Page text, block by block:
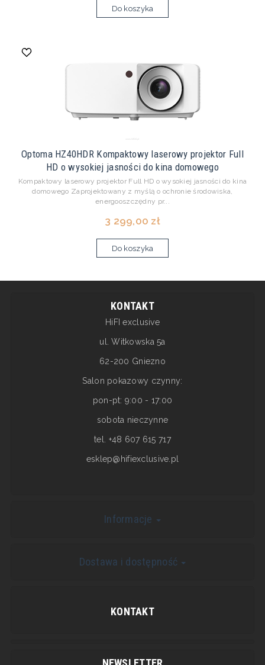
Do koszyka
Optoma HZ40HDR Kompaktowy laserowy projektor Full
HD o wysokiej jasności do kina domowego
Kompaktowy laserowy projektor Full HD o wysokiej jasności do kina
domowego Zaprojektowany z myślą o ochronie środowiska,
energooszczędny pr...
3 299,00 zł
Do koszyka
KONTAKT
HiFI exclusive
ul. Witkowska 5a
62-200 Gniezno
Salon pokazowy czynny:
pon-pt: 9:00 - 17:00
sobota nieczynne
tel. +48 607 615 717
esklep@hifiexclusive.pl
Informacje
Dostawa i dostępność
KONTAKT